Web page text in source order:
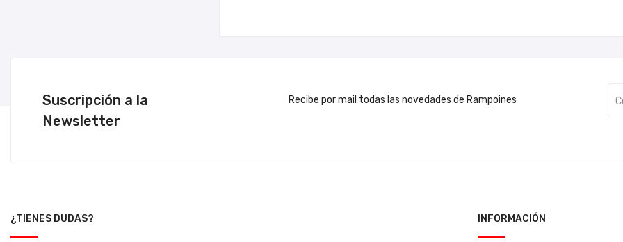
Suscripción a la
Newsletter
Recibe por mail todas las novedades de Rampoines
¿TIENES DUDAS? INFORMACIÓN